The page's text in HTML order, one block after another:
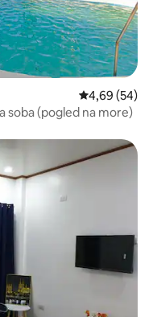
Prosječna
4,69 (54)
soba (pogled na more)